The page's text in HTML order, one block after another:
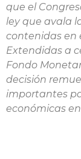
que el
ley que avala
contenidas en
Extendidas a
Fondo
decisión
importantes
económicas